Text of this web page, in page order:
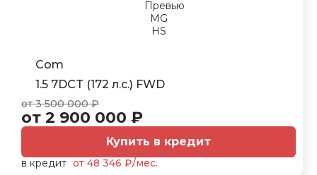
Com
1.5 7DCT (172 л.с.) FWD
от 3 500 000 ₽
от 2 900 000 ₽
Купить в кредит
в кредит от 48 346 ₽/мес.